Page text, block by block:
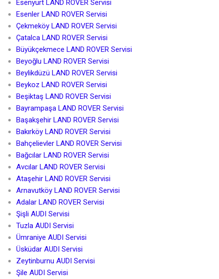
Esenyurt LAND ROVER Servisi
Esenler LAND ROVER Servisi
Çekmeköy LAND ROVER Servisi
Çatalca LAND ROVER Servisi
Büyükçekmece LAND ROVER Servisi
Beyoğlu LAND ROVER Servisi
Beylikdüzü LAND ROVER Servisi
Beykoz LAND ROVER Servisi
Beşiktaş LAND ROVER Servisi
Bayrampaşa LAND ROVER Servisi
Başakşehir LAND ROVER Servisi
Bakırköy LAND ROVER Servisi
Bahçelievler LAND ROVER Servisi
Bağcılar LAND ROVER Servisi
Avcılar LAND ROVER Servisi
Ataşehir LAND ROVER Servisi
Arnavutköy LAND ROVER Servisi
Adalar LAND ROVER Servisi
Şişli AUDI Servisi
Tuzla AUDI Servisi
Ümraniye AUDI Servisi
Üsküdar AUDI Servisi
Zeytinburnu AUDI Servisi
Şile AUDI Servisi